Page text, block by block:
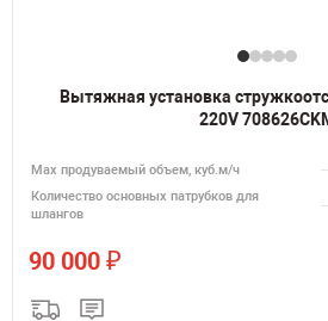
Вытяжная установка
220V
Мах продуваемый объем, куб.м/ч
Количество основных патрубков для
шлангов
90 000 ₽